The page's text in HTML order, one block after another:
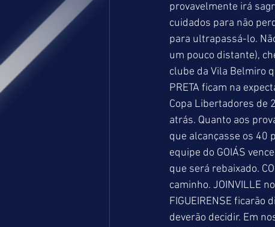
provavelmente irá
cuidados para não
para ultrapassá-lo.
um pouco distante),
clube da Vila Belmiro
PRETA ficam na
Copa Libertadores de
atrás. Quanto aos
que alcançasse os 40
equipe do GOIÁS
que será rebaixado.
caminho. JOINVILLE
FIGUEIRENSE
deverão decidir. Em